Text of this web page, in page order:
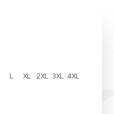
L XL 2XL 3XL
4XL